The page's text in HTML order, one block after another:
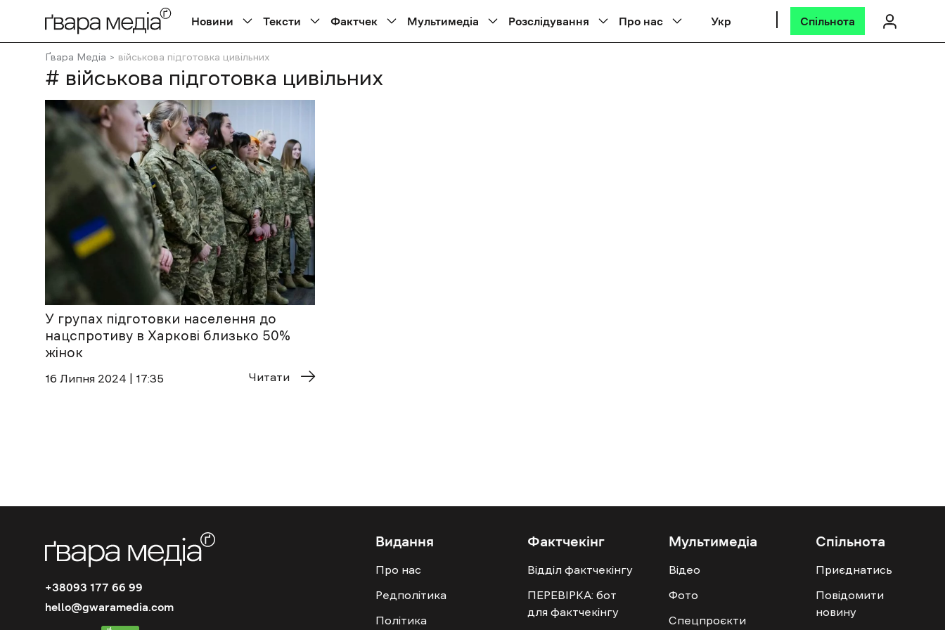
Новини Тексти Фактчек Мультимедіа Розслідування Про нас Укр Спільнота
Ґвара Медіа військова підготовка цивільних
# військова підготовка цивільних
У групах підготовки населення до
нацспротиву в Харкові близько 50%
жінок
16 Липня 2024 | 17:35 Читати
+38093 177 66 99
hello@gwaramedia.com
Видання
Про нас
Редполітика
Політика
Фактчекінг
Відділ фактчекінгу
ПЕРЕВІРКА: бот
для фактчекінгу
Мультимедіа
Відео
Фото
Спецпроєкти
Спільнота
Приєднатись
Повідомити
новину